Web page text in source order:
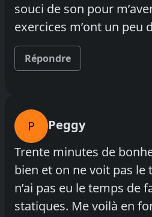
souci de son pour
exercices m’ont un peu
Répondre
P
Peggy
Trente minutes de
bien et on ne voit pas le
n’ai pas eu le temps de
statiques. Me voilà en